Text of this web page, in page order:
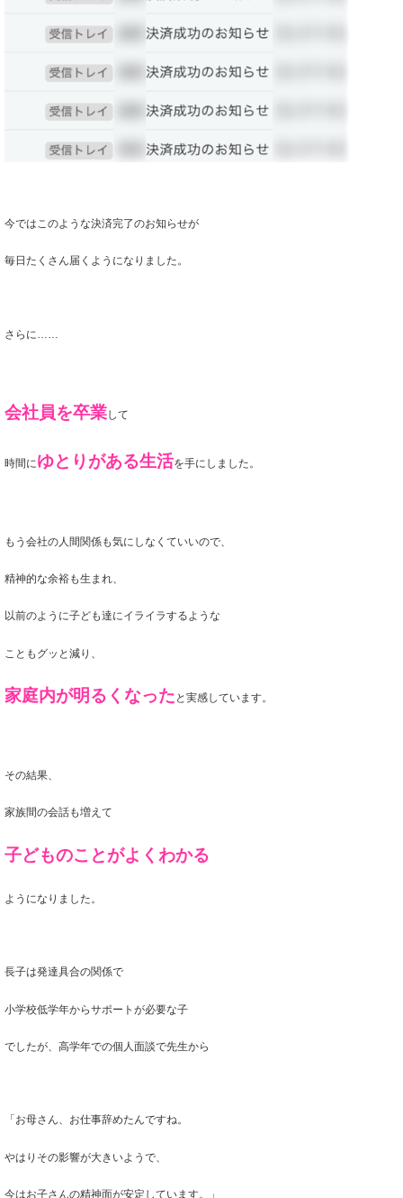
今ではこのような決済完了のお知らせが
毎日たくさん届くようになりました。
さらに……
会社員を卒業して
時間にゆとりがある生活を手にしました。
もう会社の人間関係も気にしなくていいので、
精神的な余裕も生まれ、
以前のように子ども達にイライラするような
こともグッと減り、
家庭内が明るくなった と 実感しています。
その結果、
家族間の会話も増えて
子どものことがよくわかる
ようになりました。
長子は発達具合の関係で
小学校低学年からサポートが必要な子
でしたが、 高学年での個人面談で先生から
「お母さん、お仕事辞めたんですね。
やはりその影響が大きいようで、
今はお子さんの精神面が安定しています。 」